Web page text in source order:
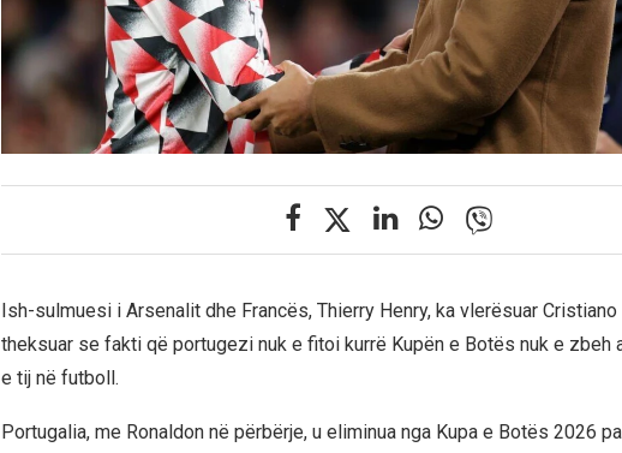
Ish-sulmuesi i Arsenalit dhe Francës, Thierry Henry, ka vlerësuar Cristiano
theksuar se fakti që portugezi nuk e fitoi kurrë Kupën e Botës nuk e zbeh
e tij në futboll.
Portugalia, me Ronaldon në përbërje, u eliminua nga Kupa e Botës 2026